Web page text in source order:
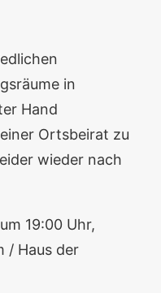
in
Hand
Ortsbeirat zu
wieder nach
19:00 Uhr,
/ Haus der